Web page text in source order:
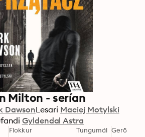
Milton - serían
DawsonLesari Maciej Motylski
Gyldendal Astra
Flokkur Tungumál Gerð